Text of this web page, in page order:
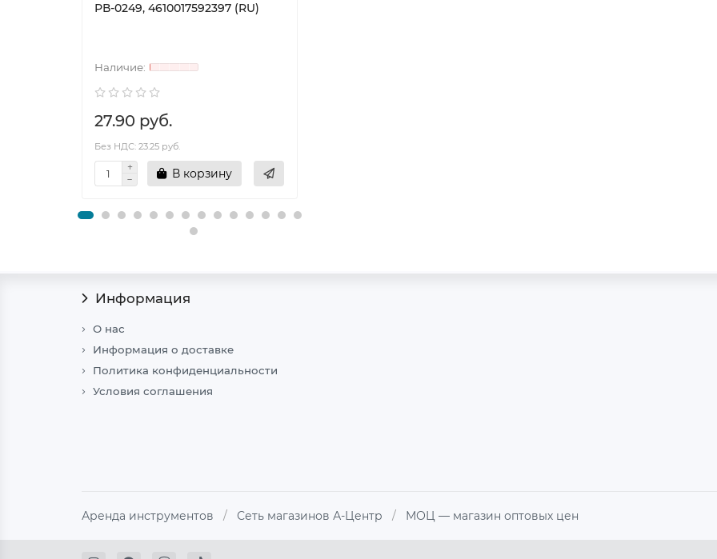
РВ-0249, 4610017592397 (RU)
27.90 руб.
Без НДС: 23.25 руб.
В корзину
Информация
О нас
Информация о доставке
Политика конфиденциальности
Условия соглашения
Аренда инструментов / Сеть магазинов А-Центр / МОЦ — магазин оптовых цен